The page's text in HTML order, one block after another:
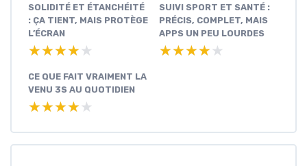
SOLIDITÉ ET ÉTANCHÉITÉ
: ÇA TIENT, MAIS PROTÈGE
L’ÉCRAN
★★★★★
★★★★★
SUIVI SPORT ET SANTÉ :
PRÉCIS, COMPLET, MAIS
APPS UN PEU LOURDES
★★★★★
★★★★★
CE QUE FAIT VRAIMENT LA
VENU 3S AU QUOTIDIEN
★★★★★
★★★★★